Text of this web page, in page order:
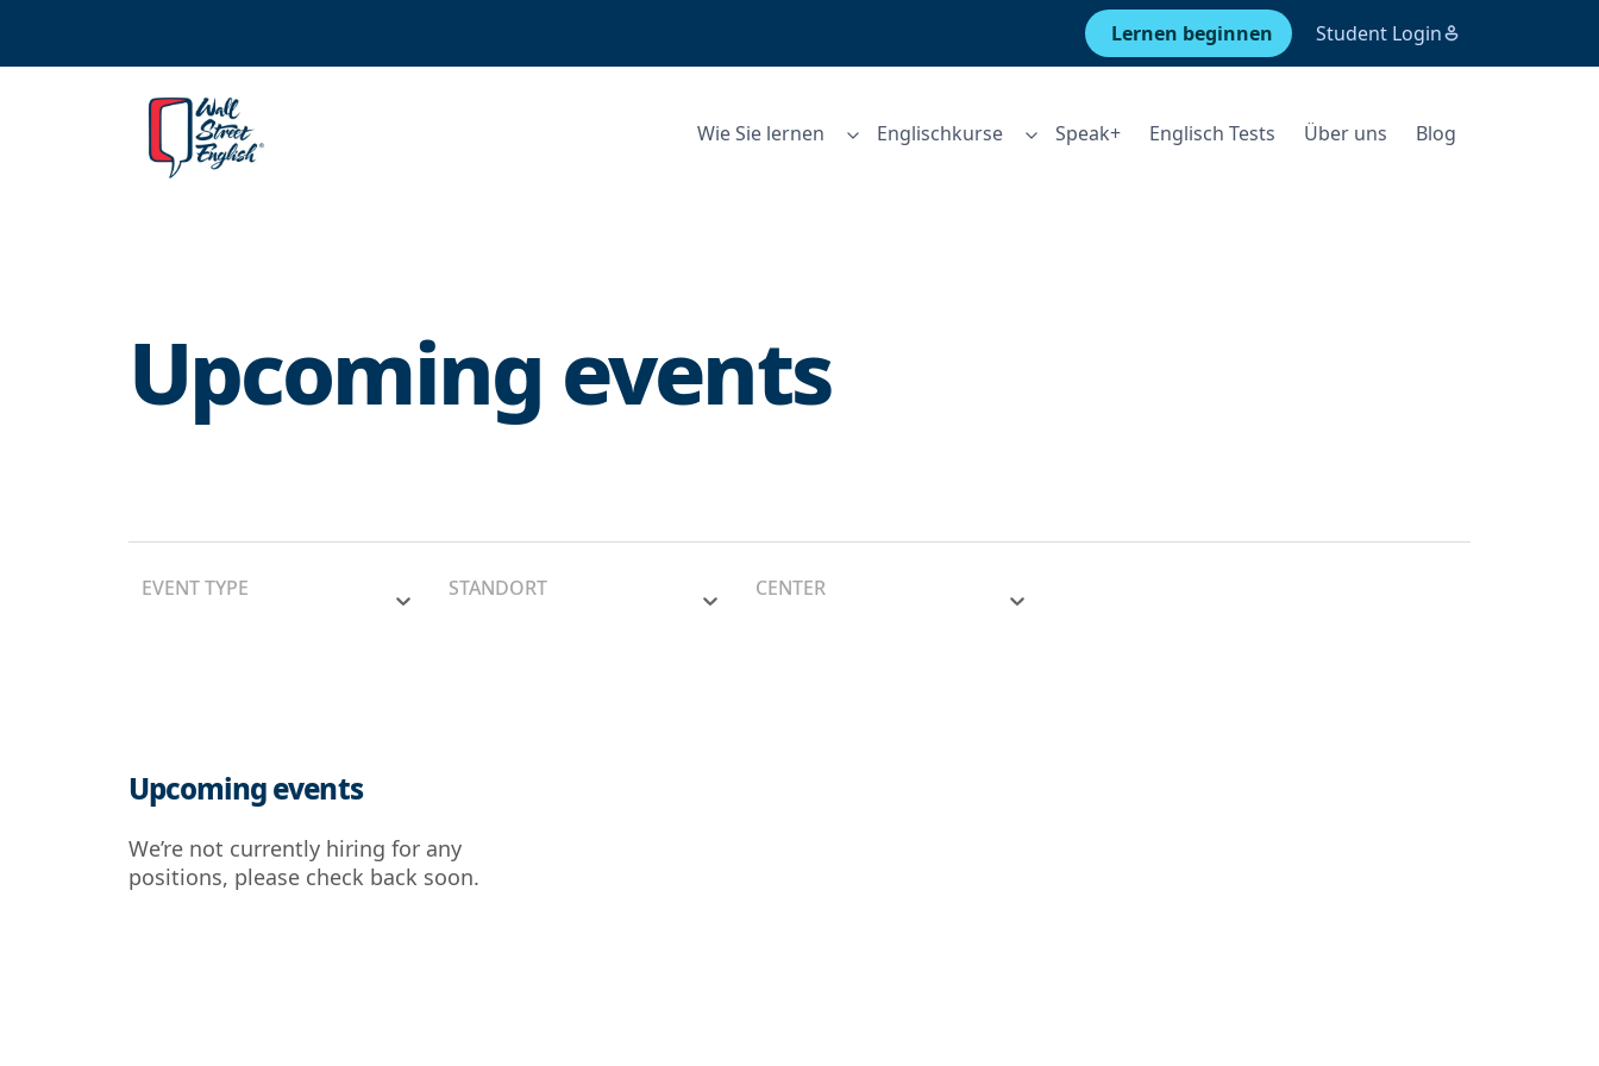
Lernen beginnen Student Login
Wie Sie lernen Englischkurse Speak+ Englisch Tests Über uns Blog
Upcoming events
EVENT TYPE STANDORT CENTER
Upcoming events
We’re not currently hiring for any
positions, please check back soon.